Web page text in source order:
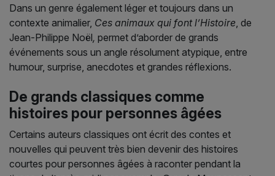
Dans un genre également léger et toujours dans un
contexte animalier, Ces animaux qui font l’Histoire , de
Jean-Philippe Noël, permet d’aborder de grands
événements sous un angle résolument atypique, entre
humour, surprise, anecdotes et grandes réflexions.
De grands classiques comme
histoires pour personnes âgées
Certains auteurs classiques ont écrit des contes et
nouvelles qui peuvent très bien devenir des histoires
courtes pour personnes âgées à raconter pendant la